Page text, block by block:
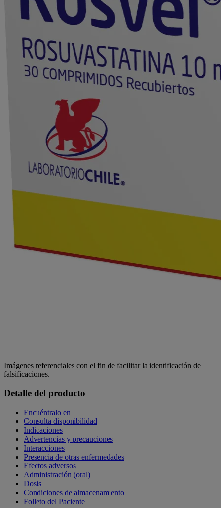
Imágenes referenciales con el fin de facilitar la identificación de
falsificaciones.
Detalle del producto
Encuéntralo en
Consulta disponibilidad
Indicaciones
Advertencias y precauciones
Interacciones
Presencia de otras enfermedades
Efectos adversos
Administración (oral)
Dosis
Condiciones de almacenamiento
Folleto del Paciente